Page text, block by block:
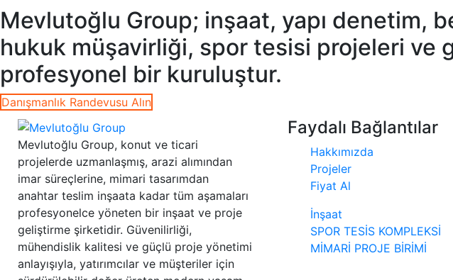
Mevlutoğlu Group; inşaat, yapı denetim,
hukuk müşavirliği, spor tesisi projeleri ve
profesyonel bir kuruluştur.
Danışmanlık Randevusu Alın
Mevlutoğlu Group, konut ve ticari
projelerde uzmanlaşmış, arazi alımından
imar süreçlerine, mimari tasarımdan
anahtar teslim inşaata kadar tüm aşamaları
profesyonelce yöneten bir inşaat ve proje
geliştirme şirketidir. Güvenilirliği,
mühendislik kalitesi ve güçlü proje yönetimi
anlayışıyla, yatırımcılar ve müşteriler için
Faydalı Bağlantılar
Hakkımızda
Projeler
Fiyat Al
İnşaat
SPOR TESİS KOMPLEKSİ
MİMARİ PROJE BİRİMİ